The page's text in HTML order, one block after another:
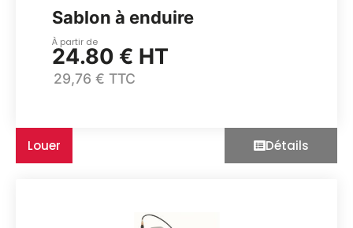
Sablon à enduire
À partir de
24.80 € HT
29,76 € TTC
Louer Détails